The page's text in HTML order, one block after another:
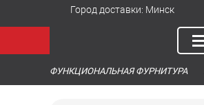
Город доставки: Минск
ФУНКЦИОНАЛЬНАЯ ФУРНИТУРА